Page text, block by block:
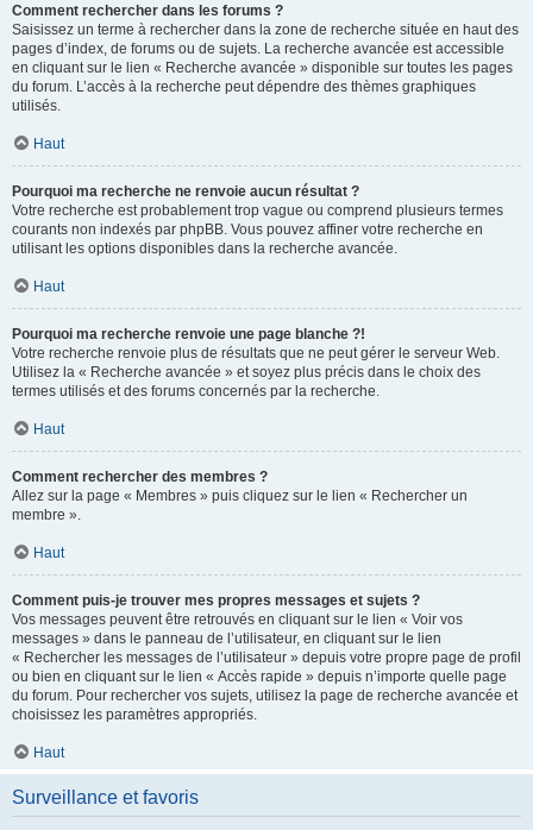
Comment rechercher dans les forums ?
Saisissez un terme à rechercher dans la zone de recherche située en haut des
pages d’index, de forums ou de sujets. La recherche avancée est accessible
en cliquant sur le lien « Recherche avancée » disponible sur toutes les pages
du forum. L’accès à la recherche peut dépendre des thèmes graphiques
utilisés.
Haut
Pourquoi ma recherche ne renvoie aucun résultat ?
Votre recherche est probablement trop vague ou comprend plusieurs termes
courants non indexés par phpBB. Vous pouvez affiner votre recherche en
utilisant les options disponibles dans la recherche avancée.
Haut
Pourquoi ma recherche renvoie une page blanche ?!
Votre recherche renvoie plus de résultats que ne peut gérer le serveur Web.
Utilisez la « Recherche avancée » et soyez plus précis dans le choix des
termes utilisés et des forums concernés par la recherche.
Haut
Comment rechercher des membres ?
Allez sur la page « Membres » puis cliquez sur le lien « Rechercher un
membre ».
Haut
Comment puis-je trouver mes propres messages et sujets ?
Vos messages peuvent être retrouvés en cliquant sur le lien « Voir vos
messages » dans le panneau de l’utilisateur, en cliquant sur le lien
« Rechercher les messages de l’utilisateur » depuis votre propre page de profil
ou bien en cliquant sur le lien « Accès rapide » depuis n’importe quelle page
du forum. Pour rechercher vos sujets, utilisez la page de recherche avancée et
choisissez les paramètres appropriés.
Haut
Surveillance et favoris